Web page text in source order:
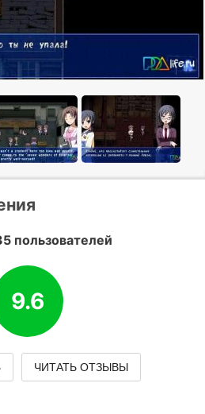
пользователей
9.6
ЧИТАТЬ ОТЗЫВЫ